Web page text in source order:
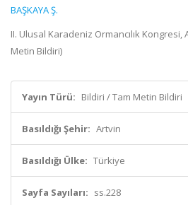
BAŞKAYA Ş.
II. Ulusal Karadeniz Ormancılık Kongresi,
Metin Bildiri)
Yayın Türü: Bildiri / Tam Metin Bildiri
Basıldığı Şehir: Artvin
Basıldığı Ülke: Türkiye
Sayfa Sayıları: ss.228